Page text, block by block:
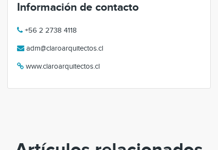
Información de contacto
+56 2 2738 4118
adm@claroarquitectos.cl
www.claroarquitectos.cl